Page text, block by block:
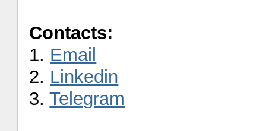
Contacts:
1. Email
2. Linkedin
3.Telegram